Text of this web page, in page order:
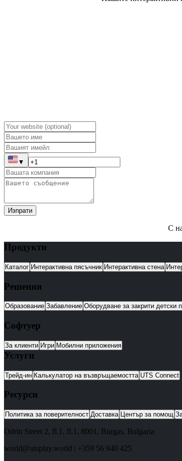
▼
Изпрати
С
Продукти
Каталог Интерактивна пясъчник Интерактивна стена
Решения
Образование Забавление Оборудване за закрити детски
Софтуер
За клиенти Игри Мобилни приложения
Услуги
Трейд-ин Калькулатор на възвръщаемостта UTS Connect
Ресурси
Политика за поверителност Доставка Център за помощ
Odrin Street 2, fl.1 , fl.1, 8001 , Burgas, Bulgaria
world@utsplay.world | +359 56 940 425